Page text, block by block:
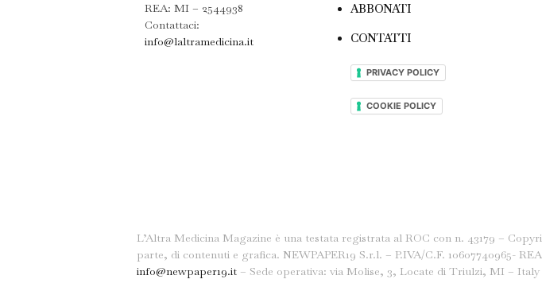
REA: MI – 2544938
Contattaci:
info@laltramedicina.it
ABBONATI
CONTATTI
PRIVACY POLICY
COOKIE POLICY
L’Altra Medicina Magazine è una testata registrata al ROC con n. 43179 –
parte, di contenuti e grafica. NEWPAPER19 S.r.l. – P.IVA/C.F. 10607740965-
info@newpaper19.it – Sede operativa: via Molise, 3, Locate di Triulzi, MI – Italy